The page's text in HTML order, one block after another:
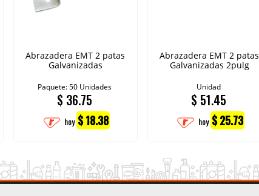
Abrazadera EMT 2 patas
Galvanizadas
Paquete: 50 Unidades
$ 36.75
hoy $ 18.38
Abrazadera EMT 2 patas
Galvanizadas 2pulg
Unidad
$ 51.45
hoy $ 25.73